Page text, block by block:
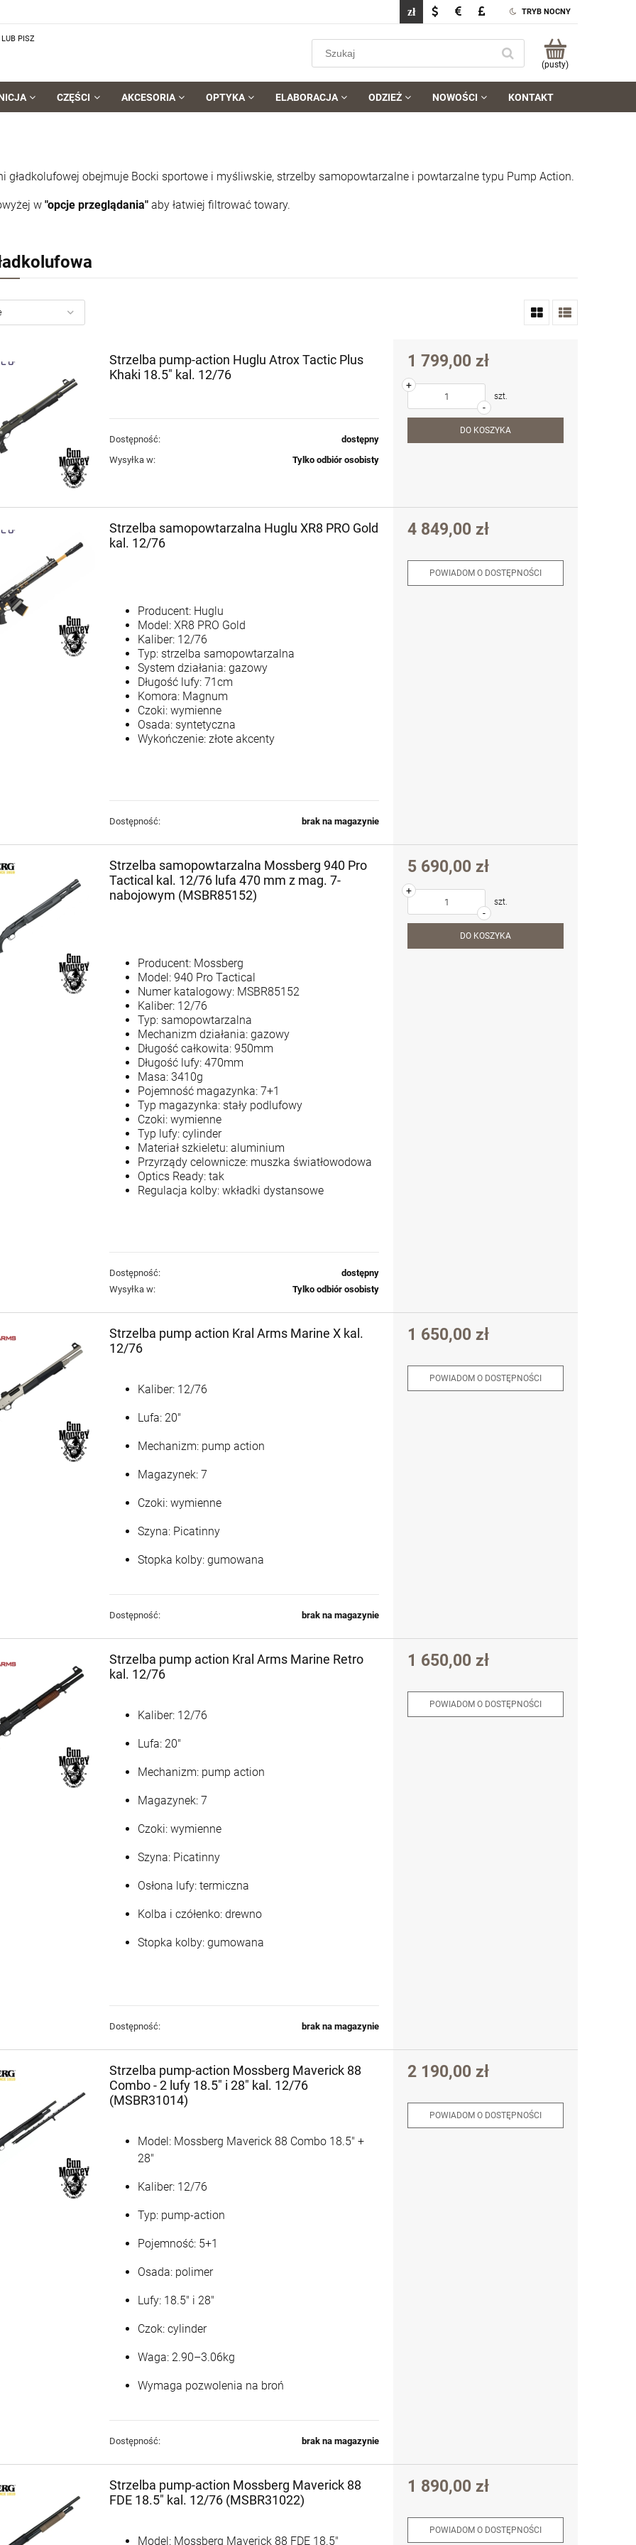
TRYB NOCNY
PISZ
(pusty)
CZĘŚCI AKCESORIA OPTYKA ELABORACJA ODZIEŻ NOWOŚCI KONTAKT
Krótkie spodnie 5.11
Dart Short kol. 186
Ranger Green roz. 30
(73351)
270,00 zł
+
DO KOSZYKA
Savage Stance
MC9 FDE kal. 9x19
2 590,00 zł
Cena
regularna:
Pistolet Savage Stance
Cena
regularna:
DO KOSZYKA
AR15 IWI ZION Z-15
lufa 12.5" kal.
5,56x45mm/.223Rem
6 500,00 zł
DO KOSZYKA
samopowtarzalny H&K
gładkolufowej obejmuje Bocki sportowe i myśliwskie, strzelby samopowtarzalne i powtarzalne typu Pump Action.
w "opcje przeglądania" aby łatwiej filtrować towary.
Strzelba pump-action Huglu Atrox Tactic Plus
Khaki 18.5" kal. 12/76
Dostępność:
dostępny
Wysyłka w:
Tylko odbiór osobisty
1 799,00 zł
-
+
szt.
DO KOSZYKA
Strzelba samopowtarzalna Huglu XR8 PRO Gold
kal. 12/76
Producent: Huglu
Model: XR8 PRO Gold
Kaliber: 12/76
Typ: strzelba samopowtarzalna
System działania: gazowy
Długość lufy: 71cm
Komora: Magnum
Czoki: wymienne
Osada: syntetyczna
Wykończenie: złote akcenty
Dostępność: brak na magazynie
4 849,00 zł
POWIADOM O DOSTĘPNOŚCI
Strzelba samopowtarzalna Mossberg 940 Pro
Tactical kal. 12/76 lufa 470 mm z mag. 7-
nabojowym (MSBR85152)
Producent: Mossberg
Model: 940 Pro Tactical
Numer katalogowy: MSBR85152
Kaliber: 12/76
Typ: samopowtarzalna
Mechanizm działania: gazowy
Długość całkowita: 950mm
Długość lufy: 470mm
Masa: 3410g
Pojemność magazynka: 7+1
Typ magazynka: stały podlufowy
Czoki: wymienne
Typ lufy: cylinder
Materiał szkieletu: aluminium
Przyrządy celownicze: muszka światłowodowa
Optics Ready: tak
Regulacja kolby: wkładki dystansowe
Dostępność:
dostępny
Wysyłka w:
Tylko odbiór osobisty
5 690,00 zł
-
+
szt.
DO KOSZYKA
Strzelba pump action Kral Arms Marine X kal.
12/76
Kaliber: 12/76
Lufa: 20"
Mechanizm: pump action
Magazynek: 7
Czoki: wymienne
Szyna: Picatinny
Stopka kolby: gumowana
Dostępność: brak na magazynie
1 650,00 zł
POWIADOM O DOSTĘPNOŚCI
Strzelba pump action Kral Arms Marine Retro
kal. 12/76
Kaliber: 12/76
Lufa: 20"
Mechanizm: pump action
Magazynek: 7
Czoki: wymienne
Szyna: Picatinny
Osłona lufy: termiczna
Kolba i czółenko: drewno
Stopka kolby: gumowana
Dostępność: brak na magazynie
1 650,00 zł
POWIADOM O DOSTĘPNOŚCI
Strzelba pump-action Mossberg Maverick 88
Combo - 2 lufy 18.5" i 28" kal. 12/76
(MSBR31014)
Model: Mossberg Maverick 88 Combo 18.5" +
28"
Kaliber: 12/76
Typ: pump-action
Pojemność: 5+1
Osada: polimer
Lufy: 18.5" i 28"
Czok: cylinder
Waga: 2.90–3.06kg
Wymaga pozwolenia na broń
Dostępność: brak na magazynie
2 190,00 zł
POWIADOM O DOSTĘPNOŚCI
Strzelba pump-action Mossberg Maverick 88
FDE 18.5" kal. 12/76 (MSBR31022)
Model: Mossberg Maverick 88 FDE 18.5"
1 890,00 zł
POWIADOM O DOSTĘPNOŚCI